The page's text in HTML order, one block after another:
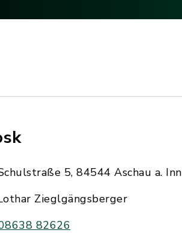
5, 84544 Aschau a. Inn
Zieglgängsberger
82626